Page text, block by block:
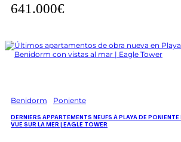
641.000€
Benidorm Poniente
DERNIERS APPARTEMENTS NEUFS À PLAYA DE
VUE SUR LA MER | EAGLE TOWER